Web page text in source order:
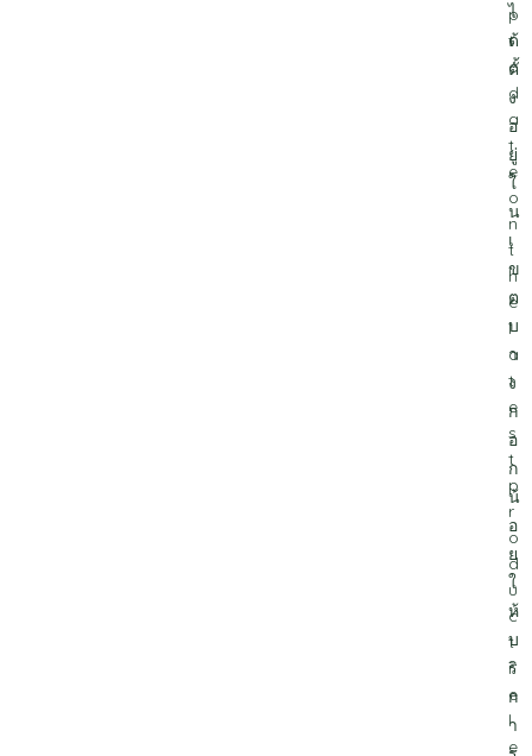
ไ
ด้
ตั้
ง
อ
ยู่
ใ
น
เ
ข
ต
บ
า
ง
ก
อ
ก
น้
อ
ย
ใ
ห้
บ
ริ
ก
า
p
t
o
d
a
t
e
o
n
t
h
e
l
a
t
e
s
t
p
r
o
d
u
c
t
r
e
l
e